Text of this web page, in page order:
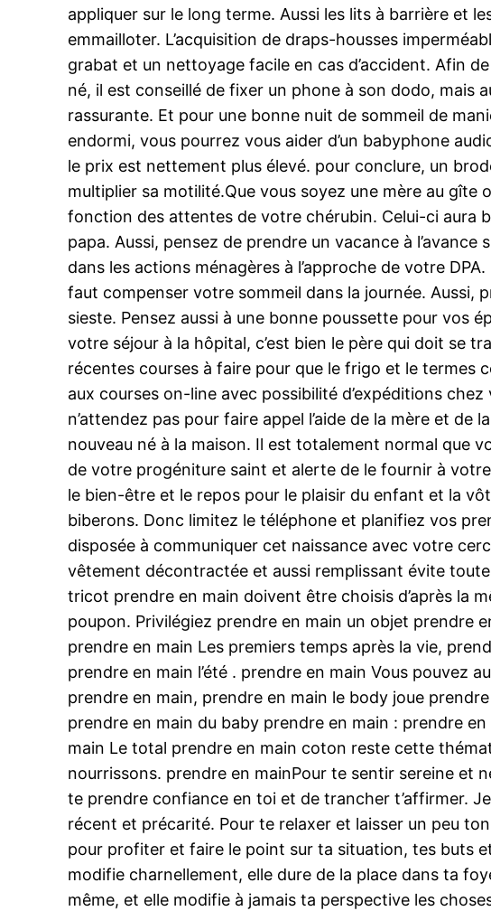
appliquer sur le long terme. Aussi les lits à barrière et
emmailloter. L’acquisition de draps-housses
grabat et un nettoyage facile en cas d’accident. Afin
né, il est conseillé de fixer un phone à son dodo, mais
rassurante. Et pour une bonne nuit de sommeil de
endormi, vous pourrez vous aider d’un babyphone
le prix est nettement plus élevé. pour conclure, un
multiplier sa motilité.Que vous soyez une mère au
fonction des attentes de votre chérubin. Celui-ci aura
papa. Aussi, pensez de prendre un vacance à
dans les actions ménagères à l’approche de votre
faut compenser votre sommeil dans la journée. Aussi,
sieste. Pensez aussi à une bonne poussette pour vos
votre séjour à la hôpital, c’est bien le père qui doit se
récentes courses à faire pour que le frigo et le termes
aux courses on-line avec possibilité d’expéditions
n’attendez pas pour faire appel l’aide de la mère et
nouveau né à la maison. Il est totalement normal que
de votre progéniture saint et alerte de le fournir à
le bien-être et le repos pour le plaisir du enfant et la
biberons. Donc limitez le téléphone et planifiez vos
disposée à communiquer cet naissance avec votre
vêtement décontractée et aussi remplissant évite
tricot prendre en main doivent être choisis d’après la
poupon. Privilégiez prendre en main un objet prendre
prendre en main Les premiers temps après la vie,
prendre en main l’été . prendre en main Vous pouvez
prendre en main, prendre en main le body joue
prendre en main du baby prendre en main : prendre
main Le total prendre en main coton reste cette
nourrissons. prendre en mainPour te sentir sereine et
te prendre confiance en toi et de trancher t’affirmer.
récent et précarité. Pour te relaxer et laisser un peu
pour profiter et faire le point sur ta situation, tes buts
modifie charnellement, elle dure de la place dans ta
même, et elle modifie à jamais ta perspective les